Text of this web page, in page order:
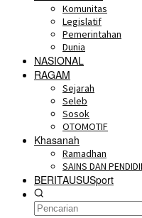
Komunitas
Legislatif
Pemerintahan
Dunia
NASIONAL
RAGAM
Sejarah
Seleb
Sosok
OTOMOTIF
Khasanah
Ramadhan
SAINS DAN
BERITAUSUSport